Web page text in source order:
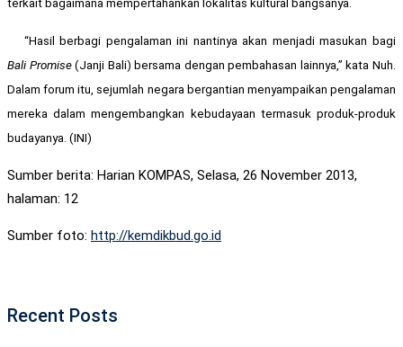
terkait bagaimana mempertahankan lokalitas kultural bangsanya.
“Hasil berbagi pengalaman ini nantinya akan menjadi masukan bagi
Bali Promise(Janji Bali) bersama dengan pembahasan lainnya,” kata Nuh.
Dalam forum itu, sejumlah negara bergantian menyampaikan pengalaman
mereka dalam mengembangkan kebudayaan termasuk produk-produk
budayanya. (INI)
Sumber berita: Harian KOMPAS, Selasa, 26 November 2013,
halaman: 12
Sumber foto: http://kemdikbud.go.id
Recent Posts